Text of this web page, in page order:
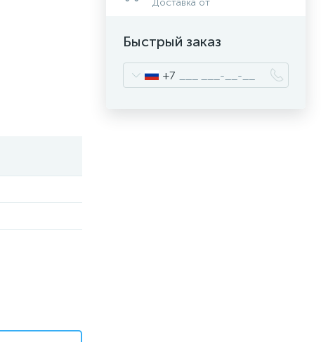
Доставка от
Быстрый заказ
+7